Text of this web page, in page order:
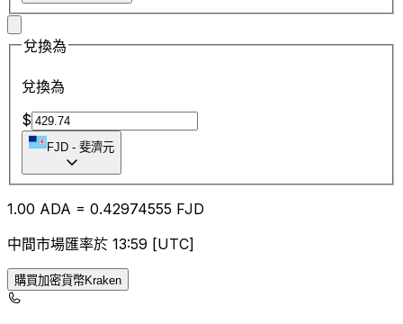
兌換為
兌換為
$
FJD - 斐濟元
1.00 ADA = 0.42974555 FJD
中間市場匯率於 13:59 [UTC]
購買加密貨幣Kraken